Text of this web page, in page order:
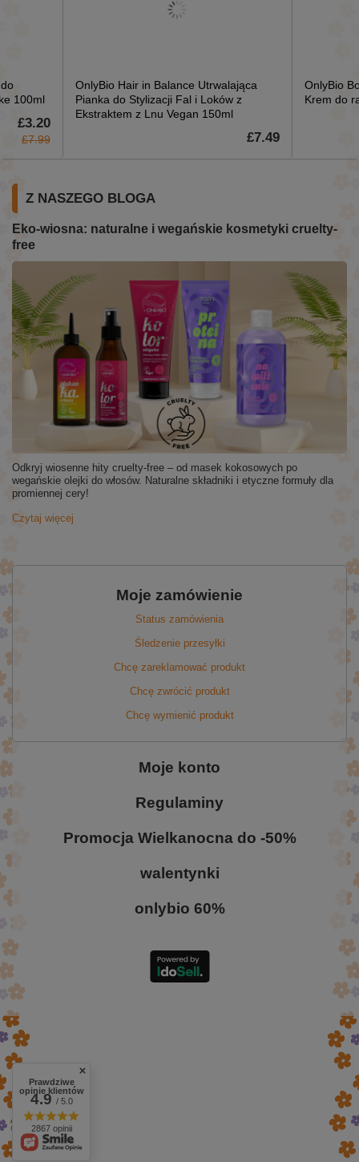
100ml
£3.20
£7.99
OnlyBio Hair in Balance Utrwalająca
Pianka do Stylizacji Fal i Loków z
Ekstraktem z Lnu Vegan 150ml
£7.49
OnlyBio
Krem do
Z NASZEGO BLOGA
Eko-wiosna: naturalne i wegańskie kosmetyki cruelty-
free
Odkryj wiosenne hity cruelty-free – od masek kokosowych po
wegańskie olejki do włosów. Naturalne składniki i etyczne formuły dla
promiennej cery!
Czytaj więcej
Moje zamówienie
Status zamówienia
Śledzenie przesyłki
Chcę zareklamować produkt
Chcę zwrócić produkt
Chcę wymienić produkt
Moje konto
Regulaminy
Promocja Wielkanocna do -50%
walentynki
onlybio 60%
Prawdziwe
opinie klientów
4.9/ 5.0
2867 opinii